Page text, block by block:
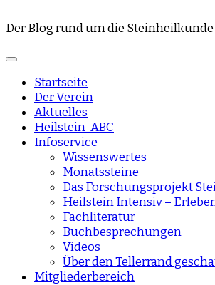
Der Blog rund um die Steinheilkunde
Startseite
Der Verein
Aktuelles
Heilstein-ABC
Infoservice
Wissenswertes
Monatssteine
Das Forschungsprojekt
Heilstein Intensiv –
Fachliteratur
Buchbesprechungen
Videos
Über den Tellerrand
Mitgliederbereich